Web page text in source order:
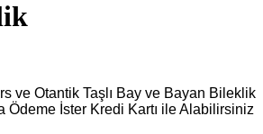
ve Otantik Taşlı Bay ve Bayan Bileklik
Ödeme İster Kredi Kartı ile Alabilirsiniz